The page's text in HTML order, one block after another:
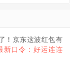
！京东这波红包有
新口令：好运连连